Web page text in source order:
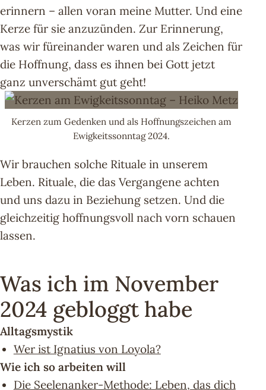
erinnern – allen voran meine Mutter. Und eine
Kerze für sie anzuzünden. Zur Erinnerung,
was wir füreinander waren und als Zeichen für
die Hoffnung, dass es ihnen bei Gott jetzt
ganz unverschämt gut geht!
Kerzen zum Gedenken und als Hoffnungszeichen am
Ewigkeitssonntag 2024.
Wir brauchen solche Rituale in unserem
Leben. Rituale, die das Vergangene achten
und uns dazu in Beziehung setzen. Und die
gleichzeitig hoffnungsvoll nach vorn schauen
lassen.
Was ich im November
2024 gebloggt habe
Alltagsmystik
Wer ist Ignatius von Loyola?
Wie ich so arbeiten will
Die Seelenanker-Methode: Leben, das dich